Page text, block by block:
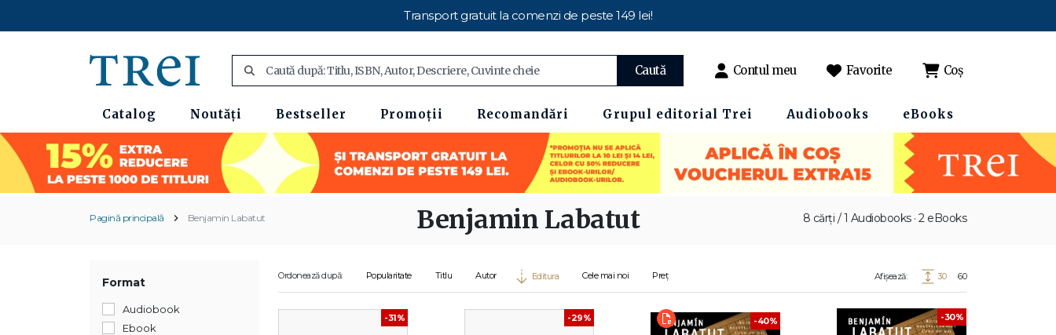
Transport gratuit la comenzi de peste 149 lei!
Caută Contul meu Favorite Coș
Catalog Noutăți Bestseller Promoții Recomandări Grupul editorial Trei Audiobooks eBooks
Pagină principală Benjamin Labatut 8 cărți / 1 Audiobooks · 2 eBooks
Benjamin Labatut
Format
Audiobook
Ebook
Ordonează după: Popularitate Titlu Autor Editura Cele mai noi Preț Afișează: 30 60
-31% -29% -40% -30%